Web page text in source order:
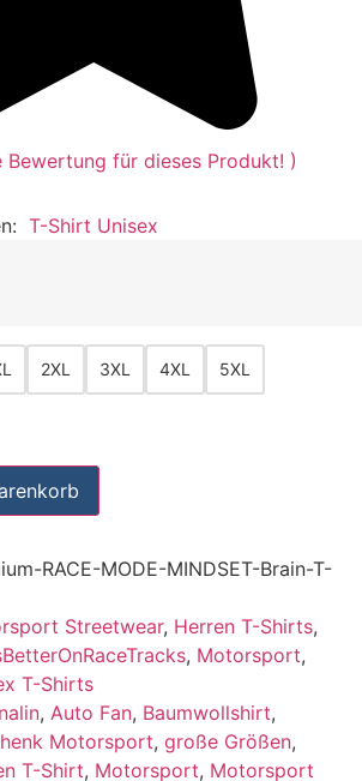
Bewertung für dieses Produkt! )
T-Shirt Unisex
2XL 3XL 4XL 5XL
RACE-MODE-MINDSET-Brain-T-
Streetwear, Herren T-Shirts,
, Motorsport,
T-Shirts
, Auto Fan, Baumwollshirt,
Motorsport, große Größen,
T-Shirt, Motorsport, Motorsport